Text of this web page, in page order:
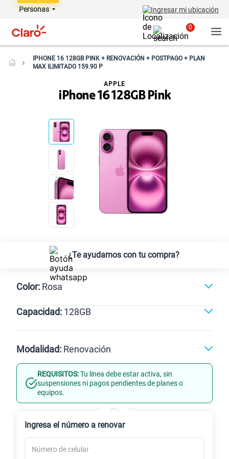
Personas Ingresar mi ubicación
0
IPHONE 16 128GB PINK + RENOVACIÓN + POSTPAGO + PLAN
MAX ILIMITADO 159.90 P
iPhone 16 128GB Pink
APPLE
¿Te ayudamos con tu compra?
Color: Rosa
Negro
Capacidad: 128GB
128GB
Modalidad: Renovación
Línea Nueva Portabilidad
REQUISITOS:Tu línea debe estar activa, sin
suspensiones ni pagos pendientes de planes o
equipos.
Ingresa el número a renovar